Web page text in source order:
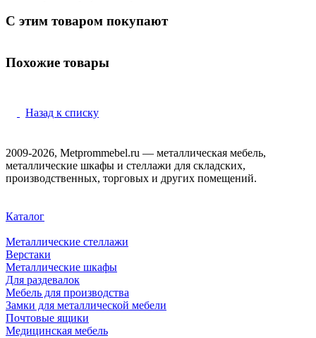
С этим товаром покупают
Похожие товары
Назад к списку
2009-2026, Metprommebel.ru — металлическая мебель,
металлические шкафы и стеллажи для складских,
производственных, торговых и других помещений.
Каталог
Металлические стеллажи
Верстаки
Металлические шкафы
Для раздевалок
Мебель для производства
Замки для металлической мебели
Почтовые ящики
Медицинская мебель